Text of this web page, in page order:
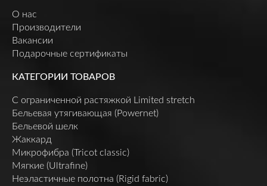
О нас
Производители
Вакансии
Подарочные сертификаты
КАТЕГОРИИ ТОВАРОВ
C ограниченной растяжкой Limited stretch
Бельевая утягивающая (Powernet)
Бельевой шелк
Жаккард
Микрофибра (Tricot classic)
Мягкие (Ultrafine)
Неэластичные полотна (Rigid fabric)